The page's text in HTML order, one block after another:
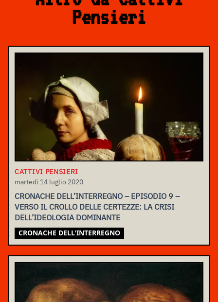
Pensieri
CATTIVI PENSIERI
martedì 14 luglio 2020
CRONACHE DELL’INTERREGNO – EPISODIO 9 –
VERSO IL CROLLO DELLE CERTEZZE: LA CRISI
DELL’IDEOLOGIA DOMINANTE
CRONACHE DELL'INTERREGNO